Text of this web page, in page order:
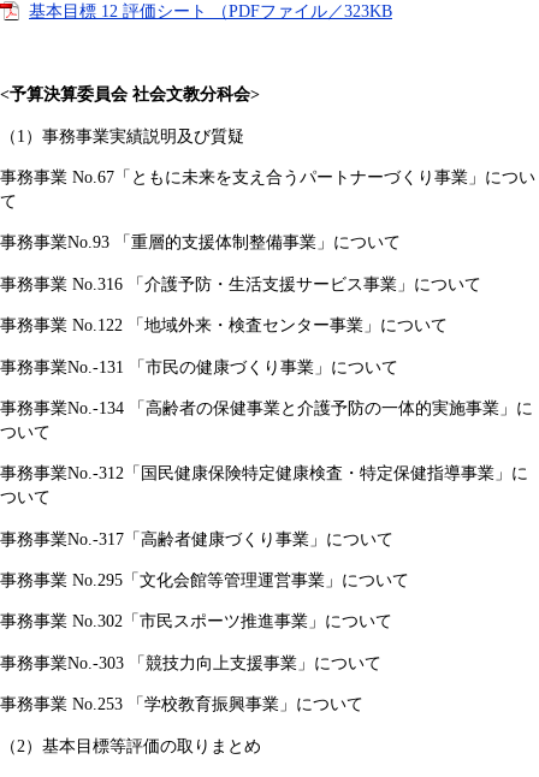
基本目標 12 評価シート （PDFファイル／323KB
<予算決算委員会 社会文教分科会>
（1）事務事業実績説明及び質疑
事務事業 No.67「ともに未来を支え合うパートナーづくり事業」につい
て
事務事業No.93 「重層的支援体制整備事業」について
事務事業 No.316 「介護予防・生活支援サービス事業」について
事務事業 No.122 「地域外来・検査センター事業」について
事務事業No.-131 「市民の健康づくり事業」について
事務事業No.-134 「高齢者の保健事業と介護予防の一体的実施事業」に
ついて
事務事業No.-312「国民健康保険特定健康検査・特定保健指導事業」に
ついて
事務事業No.-317「高齢者健康づくり事業」について
事務事業 No.295「文化会館等管理運営事業」について
事務事業 No.302「市民スポーツ推進事業」について
事務事業No.-303 「競技力向上支援事業」について
事務事業 No.253 「学校教育振興事業」について
（2）基本目標等評価の取りまとめ